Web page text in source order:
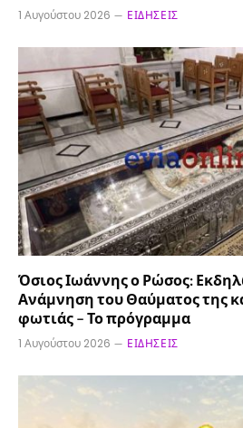
1 Αυγούστου 2026 ΕΙΔΉΣΕΙΣ
Όσιος Ιωάννης ο Ρώσος:
Ανάμνηση του Θαύματος της
φωτιάς – Το πρόγραμμα
1 Αυγούστου 2026 ΕΙΔΉΣΕΙΣ